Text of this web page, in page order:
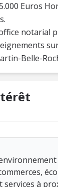
Euros
notarial
à